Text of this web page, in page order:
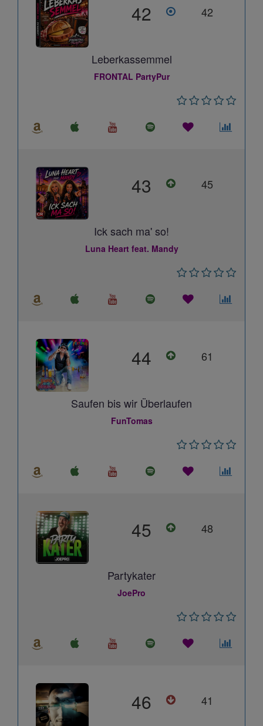
42 42
Leberkassemmel
FRONTAL PartyPur
43 45
Ick sach ma' so!
Luna Heart feat. Mandy
44 61
Saufen bis wir Überlaufen
FunTomas
45 48
Partykater
JoePro
46 41